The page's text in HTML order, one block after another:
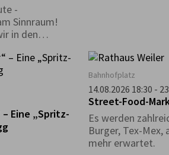
-
Sinnraum!
in den
Eine „Spritz-
Bahnhofplatz
14.08.2026 18:30 -
Street-Food-
Es werden
Burger, Tex-Mex,
mehr erwartet.